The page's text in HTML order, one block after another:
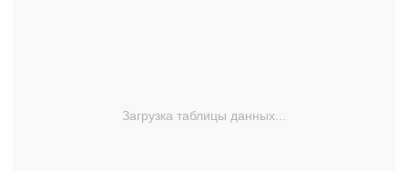
Загрузка таблицы данных...